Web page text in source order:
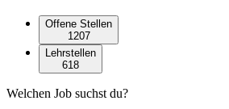
Offene Stellen
1207
Lehrstellen
618
Welchen Job suchst du?